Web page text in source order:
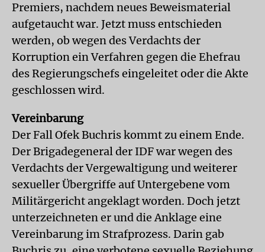
Premiers, nachdem neues Beweismaterial
aufgetaucht war. Jetzt muss entschieden
werden, ob wegen des Verdachts der
Korruption ein Verfahren gegen die Ehefrau
des Regierungschefs eingeleitet oder die Akte
geschlossen wird.
Vereinbarung
Der Fall Ofek Buchris kommt zu einem Ende.
Der Brigadegeneral der IDF war wegen des
Verdachts der Vergewaltigung und weiterer
sexueller Übergriffe auf Untergebene vom
Militärgericht angeklagt worden. Doch jetzt
unterzeichneten er und die Anklage eine
Vereinbarung im Strafprozess. Darin gab